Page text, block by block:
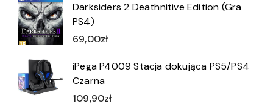
Darksiders 2 Deathnitive Edition (Gra
PS4)
69,00zł
iPega P4009 Stacja dokująca PS5/PS4
Czarna
109,90zł